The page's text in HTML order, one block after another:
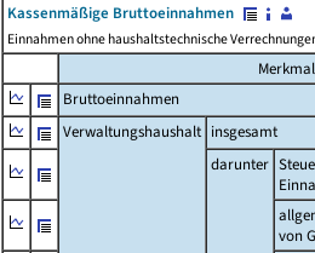
Kassenmäßige Bruttoeinnahmen
Einnahmen ohne haushaltstechnische
Merkmal
Bruttoeinnahmen
Verwaltungshaushalt insgesamt
darunter
von